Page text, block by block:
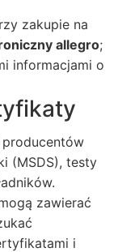
zakupie na
allegro;
informacjami o
(MSDS), testy
zawierać
i